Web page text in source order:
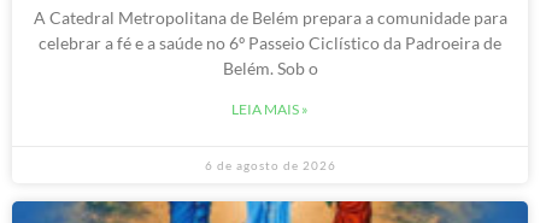
A Catedral Metropolitana de Belém prepara a comunidade para
celebrar a fé e a saúde no 6º Passeio Ciclístico da Padroeira de
Belém. Sob o
LEIA MAIS »
6 de agosto de 2026